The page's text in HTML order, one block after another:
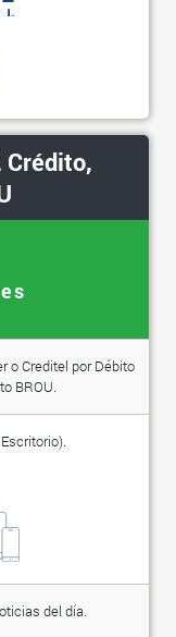
Crédito,
o Creditel por Débito
BROU.
del día.